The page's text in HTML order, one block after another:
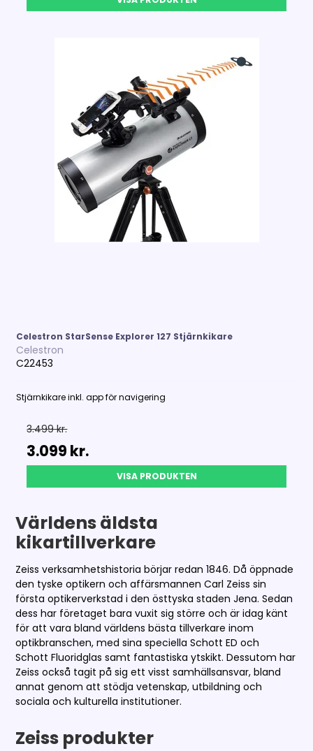
Celestron StarSense Explorer 127 Stjärnkikare
Celestron
C22453
Stjärnkikare inkl. app för navigering
3.499 kr.
3.099 kr.
VISA PRODUKTEN
Världens äldsta
kikartillverkare
Zeiss verksamhetshistoria börjar redan 1846. Då öppnade
den tyske optikern och affärsmannen Carl Zeiss sin
första optikerverkstad i den östtyska staden Jena. Sedan
dess har företaget bara vuxit sig större och är idag känt
för att vara bland världens bästa tillverkare inom
optikbranschen, med sina speciella Schott ED och
Schott Fluoridglas samt fantastiska ytskikt. Dessutom har
Zeiss också tagit på sig ett visst samhällsansvar, bland
annat genom att stödja vetenskap, utbildning och
sociala och kulturella institutioner.
Zeiss produkter